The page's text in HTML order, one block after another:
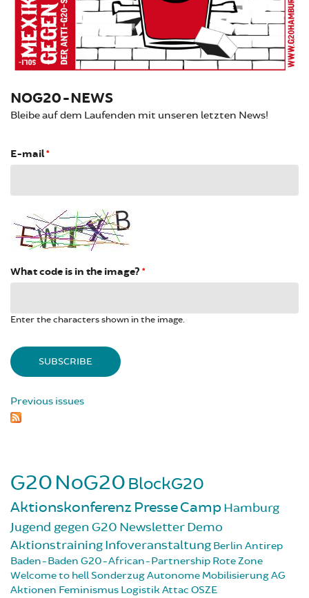
NOG20-NEWS
Bleibe auf dem Laufenden mit unseren letzten News!
E-mail*
What code is in the image? *
Enter the characters shown in the image.
Previous issues
G20NoG20 BlockG20
Aktionskonferenz PresseCampHamburg
Jugend gegen G20 NewsletterDemo
AktionstrainingInfoveranstaltung Berlin Antirep
Baden-Baden G20-African-Partnership Rote Zone
Welcome to hellSonderzugAutonome MobilisierungAG
Aktionen Feminismus Logistik Attac OSZE